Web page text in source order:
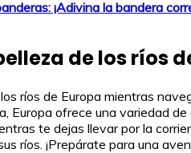
¡Adivina la bandera
de los ríos
ríos de Europa mientras
Europa ofrece una variedad
te dejas llevar por la
ríos. ¡Prepárate para una